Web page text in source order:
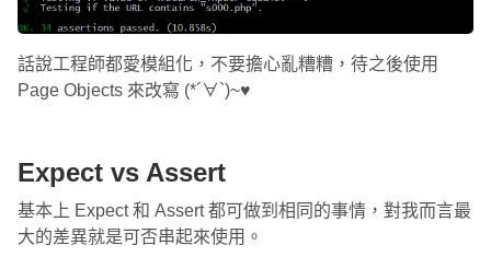
話說工程師都愛模組化，不要擔心亂糟糟，待之後使用
Page Objects 來改寫 (*´∀`)~♥
Expect vs Assert
基本上 Expect 和 Assert 都可做到相同的事情，對我而言最
大的差異就是可否串起來使用。